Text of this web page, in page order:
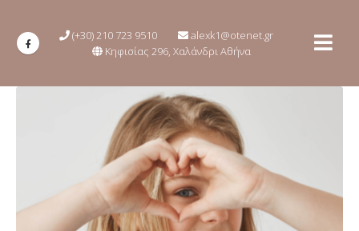
(+30) 210 723 9510
alexk1@otenet.gr
Κηφισίας 296, Χαλάνδρι Αθήνα